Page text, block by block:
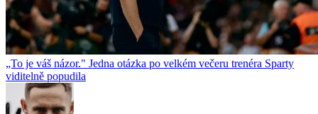
„To je váš názor." Jedna otázka po velkém večeru trenéra Sparty
viditelně popudila